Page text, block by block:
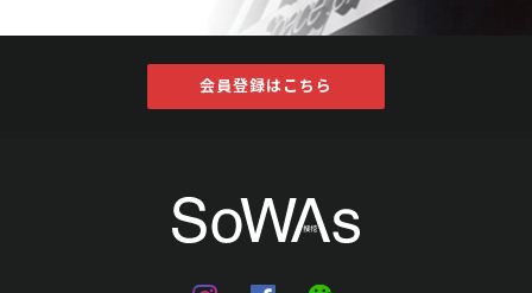
会員登録はこちら